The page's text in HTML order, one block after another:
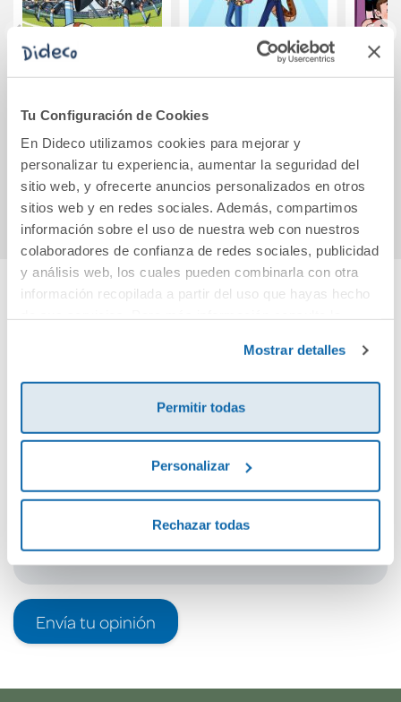
Tu Configuración de Cookies
En Dideco utilizamos cookies para mejorar y
personalizar tu experiencia, aumentar la seguridad del
sitio web, y ofrecerte anuncios personalizados en otros
sitios web y en redes sociales. Además, compartimos
información sobre el uso de nuestra web con nuestros
colaboradores de confianza de redes sociales, publicidad
y análisis web, los cuales pueden combinarla con otra
información recopilada a partir del uso que hayas hecho
Mostrar detalles
Permitir todas
Personalizar
Rechazar todas
Los Once 1. El
volaba al
atardecer. Edición
limitada a precio
espe
5,95€
Comprar
Animales de poder
15,95€
Comprar
Cuéntanos tu opinión
Debes iniciar sesión para poder valorarlo
Envía tu opinión